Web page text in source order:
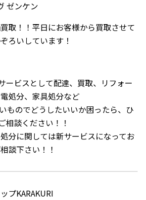
ゼンケン
取！！平日にお客様から買取させて
ろいしています！
ービスとして配達、買取、リフォー
処分、家具処分など
ものでどうしたいいか困ったら、ひ
相談ください！！
分に関しては新サービスになってお
談下さい！！
プKARAKURI